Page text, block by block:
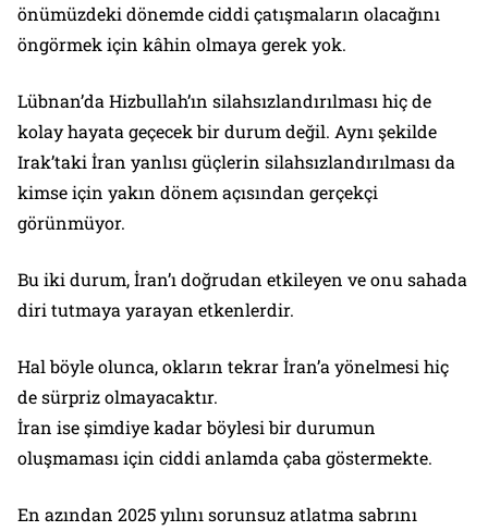
önümüzdeki dönemde ciddi çatışmaların olacağını
öngörmek için kâhin olmaya gerek yok.
Lübnan’da Hizbullah’ın silahsızlandırılması hiç de
kolay hayata geçecek bir durum değil. Aynı şekilde
Irak’taki İran yanlısı güçlerin silahsızlandırılması da
kimse için yakın dönem açısından gerçekçi
görünmüyor.
Bu iki durum, İran’ı doğrudan etkileyen ve onu sahada
diri tutmaya yarayan etkenlerdir.
Hal böyle olunca, okların tekrar İran’a yönelmesi hiç
de sürpriz olmayacaktır.
İran ise şimdiye kadar böylesi bir durumun
oluşmaması için ciddi anlamda çaba göstermekte.
En azından 2025 yılını sorunsuz atlatma sabrını